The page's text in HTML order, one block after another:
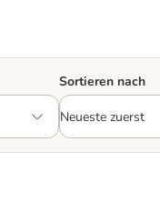
Sortieren nach